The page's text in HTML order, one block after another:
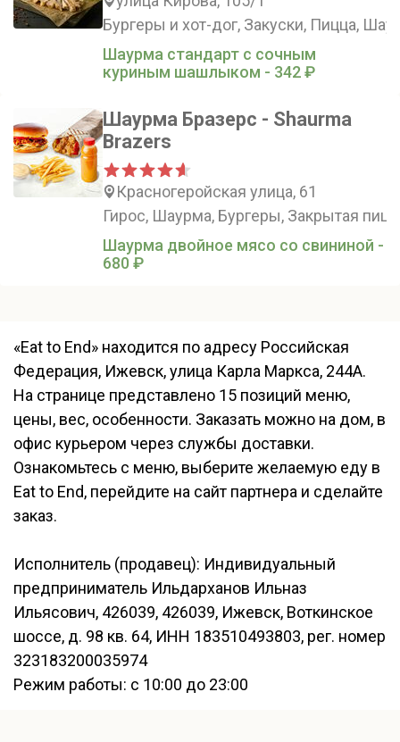
Бургеры и хот-дог, Закуски, Пицца,
Шаурма стандарт с сочным
куриным шашлыком - 342 ₽
Шаурма Бразерс - Shaurma
Brazers
Красногеройская улица, 61
Гирос, Шаурма, Бургеры, Закрытая
Шаурма двойное мясо со свининой -
680 ₽
«Eat to End» находится по адресу Российская
Федерация, Ижевск, улица Карла Маркса, 244А.
На странице представлено 15 позиций меню,
цены, вес, особенности. Заказать можно на дом, в
офис курьером через службы доставки.
Ознакомьтесь с меню, выберите желаемую еду в
Eat to End, перейдите на сайт партнера и сделайте
заказ.
Исполнитель (продавец): Индивидуальный
предприниматель Ильдарханов Ильназ
Ильясович, 426039, 426039, Ижевск, Воткинское
шоссе, д. 98 кв. 64, ИНН 183510493803, рег. номер
323183200035974
Режим работы: с 10:00 до 23:00